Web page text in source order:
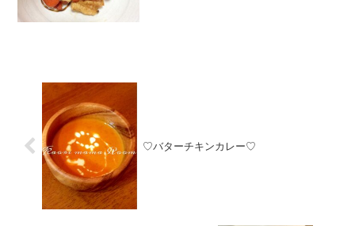
♡バターチキンカレー♡